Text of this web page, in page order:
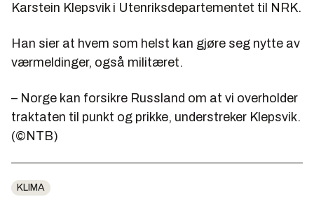
Karstein Klepsvik i Utenriksdepartementet til NRK.
Han sier at hvem som helst kan gjøre seg nytte av
værmeldinger, også militæret.
– Norge kan forsikre Russland om at vi overholder
traktaten til punkt og prikke, understreker Klepsvik.
(©NTB)
KLIMA